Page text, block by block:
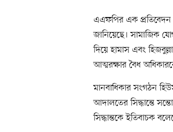
এএফপির এক প্রতিবেদন
জানিয়েছে। সামাজিক
দিয়ে হামাস এবং
আত্মরক্ষার বৈধ
মানবাধিকার সংগঠন
আদালতের সিদ্ধান্তে
সিদ্ধান্তকে ইতিবাচক